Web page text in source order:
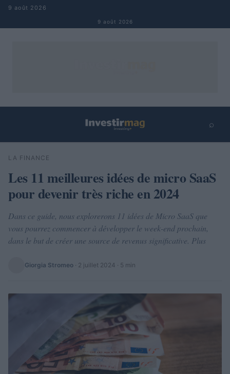
Aller au contenu
9 août 2026
9 août 2026
⌕
Rechercher
LA FINANCE
Les 11 meilleures idées de micro SaaS
pour devenir très riche en 2024
Dans ce guide, nous explorerons 11 idées de Micro SaaS que
vous pourrez commencer à développer le week-end prochain,
dans le but de créer une source de revenus significative. Plus
Giorgia Stromeo · 2 juillet 2024 · 5 min